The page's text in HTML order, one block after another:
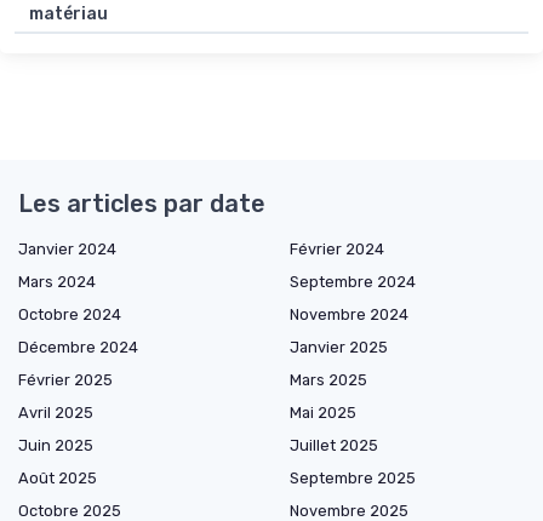
matériau
Les articles par date
Janvier 2024
Février 2024
Mars 2024
Septembre 2024
Octobre 2024
Novembre 2024
Décembre 2024
Janvier 2025
Février 2025
Mars 2025
Avril 2025
Mai 2025
Juin 2025
Juillet 2025
Août 2025
Septembre 2025
Octobre 2025
Novembre 2025